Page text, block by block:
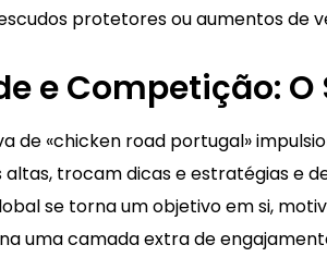
protetores ou aumentos de
e Competição:
de «chicken road portugal»
altas, trocam dicas e estratégias e
se torna um objetivo em si,
uma camada extra de